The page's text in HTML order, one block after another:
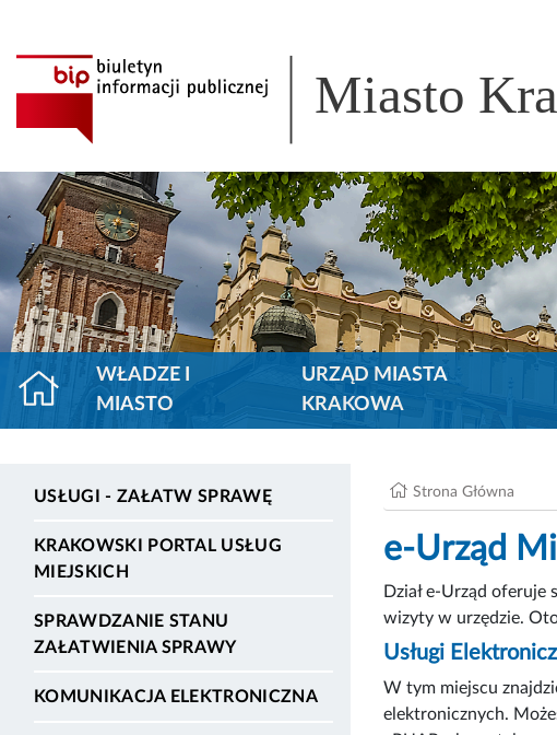
Miasto
WŁADZE I
MIASTO
URZĄD MIASTA
KRAKOWA
USŁUGI - ZAŁATW SPRAWĘ
KRAKOWSKI PORTAL USŁUG
MIEJSKICH
SPRAWDZANIE STANU
ZAŁATWIENIA SPRAWY
KOMUNIKACJA ELEKTRONICZNA
Strona Główna
e-Urząd
Dział e-Urząd oferuje
wizyty w urzędzie.
Usługi
W tym miejscu
elektronicznych.